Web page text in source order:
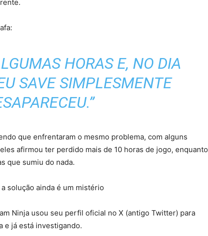
HORAS E, NO DIA
SAVE SIMPLESMENTE
que enfrentaram o mesmo problema, com alguns
afirmou ter perdido mais de 10 horas de jogo, enquanto
que sumiu do nada.
solução ainda é um mistério
Ninja usou seu perfil oficial no X (antigo Twitter) para
e já está investigando.